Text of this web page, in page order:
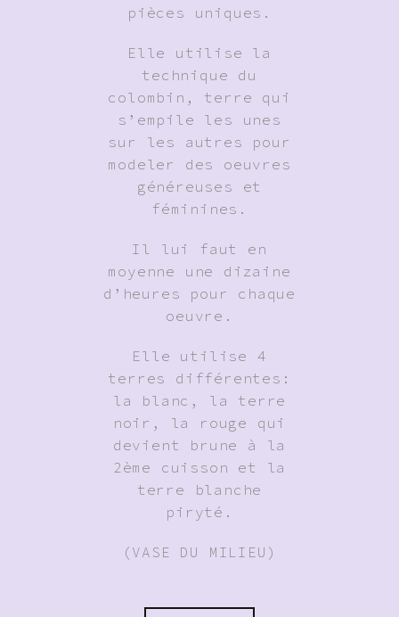
pièces uniques.
Elle utilise la
technique du
colombin, terre qui
s’empile les unes
sur les autres pour
modeler des oeuvres
généreuses et
féminines.
Il lui faut en
moyenne une dizaine
d’heures pour chaque
oeuvre.
Elle utilise 4
terres différentes:
la blanc, la terre
noir, la rouge qui
devient brune à la
2ème cuisson et la
terre blanche
piryté.
(VASE DU MILIEU)